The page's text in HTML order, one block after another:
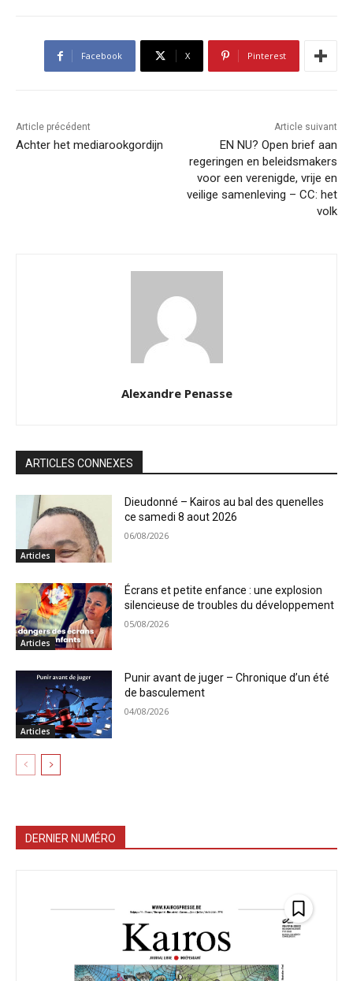
Facebook X Pinterest
Article précédent
Achter het mediarookgordijn
Article suivant
EN NU? Open brief aan
regeringen en beleidsmakers
voor een verenigde, vrije en
veilige samenleving – CC: het
volk
Alexandre Penasse
ARTICLES CONNEXES
Articles
Dieudonné – Kairos au bal des quenelles
ce samedi 8 aout 2026
06/08/2026
Articles
Écrans et petite enfance : une explosion
silencieuse de troubles du développement
05/08/2026
Articles
Punir avant de juger – Chronique d’un été
de basculement
04/08/2026
DERNIER NUMÉRO